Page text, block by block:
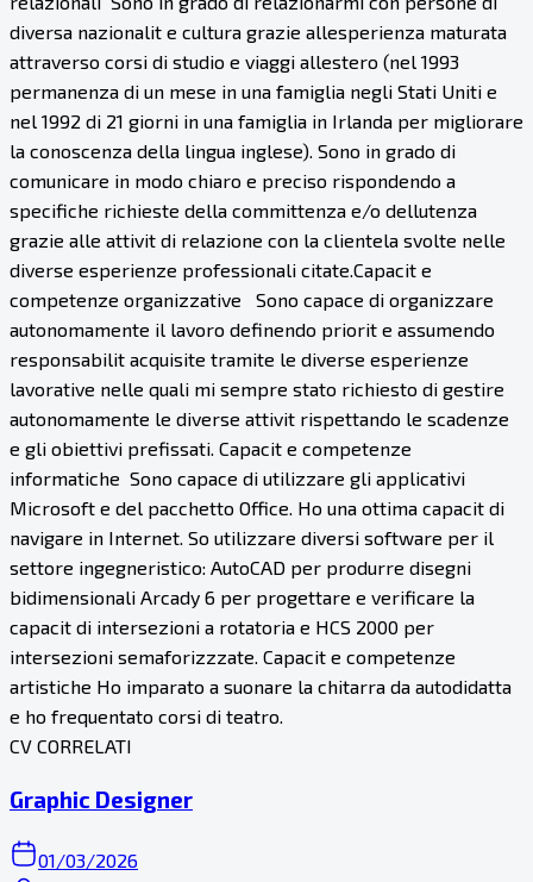
diversa nazionalit e cultura grazie allesperienza maturata
attraverso corsi di studio e viaggi allestero (nel 1993
permanenza di un mese in una famiglia negli Stati Uniti e
nel 1992 di 21 giorni in una famiglia in Irlanda per migliorare
la conoscenza della lingua inglese). Sono in grado di
comunicare in modo chiaro e preciso rispondendo a
specifiche richieste della committenza e/o dellutenza
grazie alle attivit di relazione con la clientela svolte nelle
diverse esperienze professionali citate.Capacit e
competenze organizzative Sono capace di organizzare
autonomamente il lavoro definendo priorit e assumendo
responsabilit acquisite tramite le diverse esperienze
lavorative nelle quali mi sempre stato richiesto di gestire
autonomamente le diverse attivit rispettando le scadenze
e gli obiettivi prefissati. Capacit e competenze
informatiche Sono capace di utilizzare gli applicativi
Microsoft e del pacchetto Office. Ho una ottima capacit di
navigare in Internet. So utilizzare diversi software per il
settore ingegneristico: AutoCAD per produrre disegni
bidimensionali Arcady 6 per progettare e verificare la
capacit di intersezioni a rotatoria e HCS 2000 per
intersezioni semaforizzzate. Capacit e competenze
artistiche Ho imparato a suonare la chitarra da autodidatta
e ho frequentato corsi di teatro.
CV CORRELATI
Graphic Designer
01/03/2026